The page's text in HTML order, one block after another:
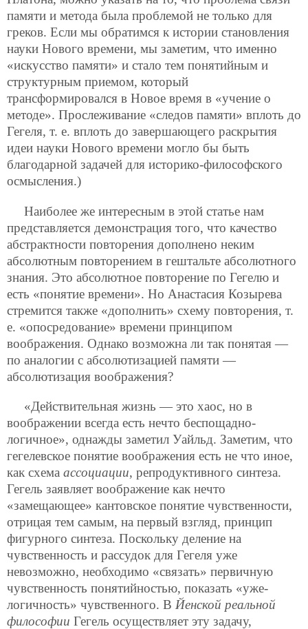
памяти и метода была проблемой не только для
греков. Если мы обратимся к истории становления
науки Нового времени, мы заметим, что именно
«искусство памяти» и стало тем понятийным и
структурным приемом, который
трансформировался в Новое время в «учение о
методе». Прослеживание «следов памяти» вплоть до
Гегеля, т. е. вплоть до завершающего раскрытия
идеи науки Нового времени могло бы быть
благодарной задачей для историко-философского
осмысления.)
Наиболее же интересным в этой статье нам
представляется демонстрация того, что качество
абстрактности повторения дополнено неким
абсолютным повторением в гештальте абсолютного
знания. Это абсолютное повторение по Гегелю и
есть «понятие времени». Но Анастасия Козырева
стремится также «дополнить» схему повторения, т.
е. «опосредование» времени принципом
воображения. Однако возможна ли так понятая —
по аналогии с абсолютизацией памяти —
абсолютизация воображения?
«Действительная жизнь — это хаос, но в
воображении всегда есть нечто беспощадно-
логичное», однажды заметил Уайльд. Заметим, что
гегелевское понятие воображения есть не что иное,
как схема ассоциации, репродуктивного синтеза.
Гегель заявляет воображение как нечто
«замещающее» кантовское понятие чувственности,
отрицая тем самым, на первый взгляд, принцип
фигурного синтеза. Поскольку деление на
чувственность и рассудок для Гегеля уже
невозможно, необходимо «связать» первичную
чувственность понятийностью, показать «уже-
логичность» чувственного. В Йенской реальной
философии Гегель осуществляет эту задачу,